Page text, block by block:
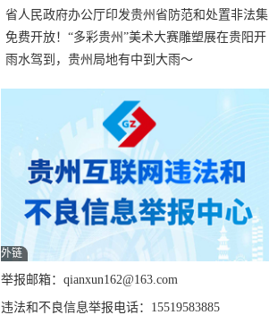
色工厂
省人民政府办公厅印发贵州省防范和处置非法集
资工作实施细则
免费开放！“多彩贵州”美术大赛雕塑展在贵阳开
展，持续至1月19日
雨水驾到，贵州局地有中到大雨～
外链
举报邮箱：qianxun162@163.com
违法和不良信息举报电话：15519583885